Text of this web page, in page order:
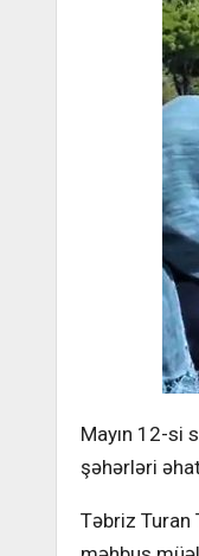
Mayın 12-si
şəhərləri
Təbriz Turan